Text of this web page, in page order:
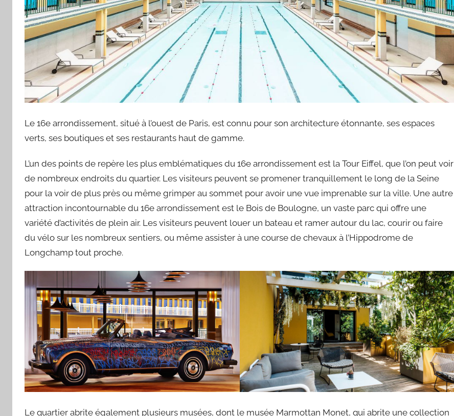
Le 16e arrondissement, situé à l’ouest de Paris, est connu pour son architecture étonnante, ses espaces
verts, ses boutiques et ses restaurants haut de gamme.
L’un des points de repère les plus emblématiques du 16e arrondissement est la Tour Eiffel, que l’on peut voir
de nombreux endroits du quartier. Les visiteurs peuvent se promener tranquillement le long de la Seine
pour la voir de plus près ou même grimper au sommet pour avoir une vue imprenable sur la ville. Une autre
attraction incontournable du 16e arrondissement est le Bois de Boulogne, un vaste parc qui offre une
variété d’activités de plein air. Les visiteurs peuvent louer un bateau et ramer autour du lac, courir ou faire
du vélo sur les nombreux sentiers, ou même assister à une course de chevaux à l’Hippodrome de
Longchamp tout proche.
Le quartier abrite également plusieurs musées, dont le musée Marmottan Monet, qui abrite une collection